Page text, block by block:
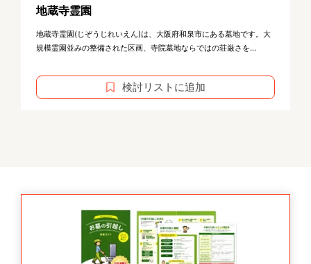
地蔵寺霊園
地蔵寺霊園(じぞうじれいえん)は、大阪府和泉市にある墓地です。大
規模霊園並みの整備された区画、寺院墓地ならではの荘厳さを...
検討リストに追加